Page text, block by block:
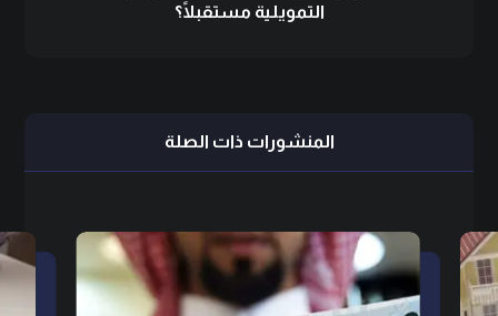
التمويلية مستقبلًا؟
المنشورات ذات الصلة